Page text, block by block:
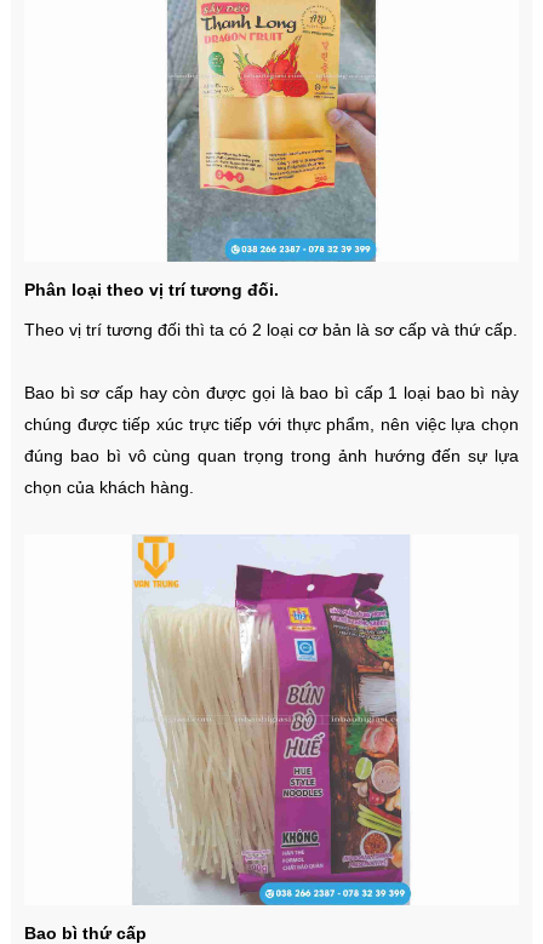
Phân loại theo vị trí tương đối.
Theo vị trí tương đối thì ta có 2 loại cơ bản là sơ cấp và thứ cấp.
Bao bì sơ cấp hay còn được gọi là bao bì cấp 1 loại bao bì này
chúng được tiếp xúc trực tiếp với thực phẩm, nên việc lựa chọn
đúng bao bì vô cùng quan trọng trong ảnh hướng đến sự lựa
chọn của khách hàng.
Bao bì thứ cấp